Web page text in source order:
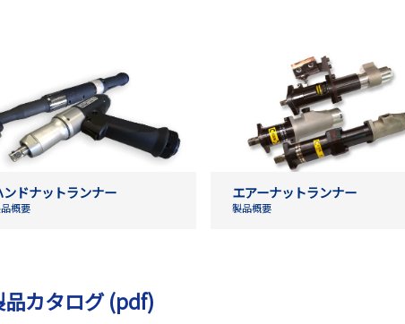
ンドナットランナー
概要
エアーナットランナー
製品概要
品カタログ (pdf)